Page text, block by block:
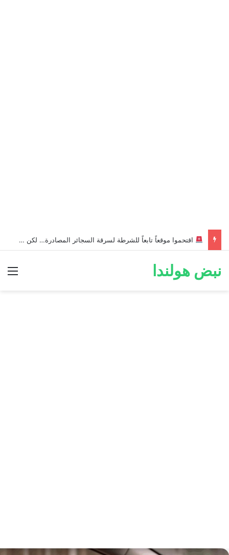
اقتحموا موقعاً تابعاً للشرطة لسرقة السجائر المصادرة… لكن خطأ صغير أثناء الهروب أسقط الخطة وكشفهم!
نبض هولندا